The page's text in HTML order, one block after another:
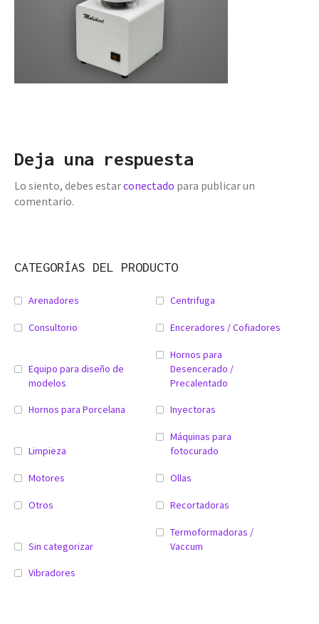
Deja una respuesta
Lo siento, debes estarconectado para publicar un
comentario.
CATEGORÍAS DEL PRODUCTO
Arenadores Centrifuga
Consultorio Enceradores / Cofiadores
Equipo para diseño de
modelos
Hornos para
Desencerado /
Precalentado
Hornos para Porcelana Inyectoras
Limpieza
Máquinas para
fotocurado
Motores Ollas
Otros Recortadoras
Sin categorizar
Termoformadoras /
Vaccum
Vibradores